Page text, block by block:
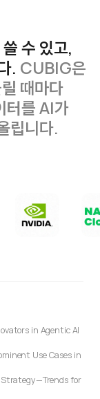
쓸수 있고,
. CUBIG은
때마다
터를AI가
립니다.
in Agentic AI
Use Cases in
Strategy—Trends for